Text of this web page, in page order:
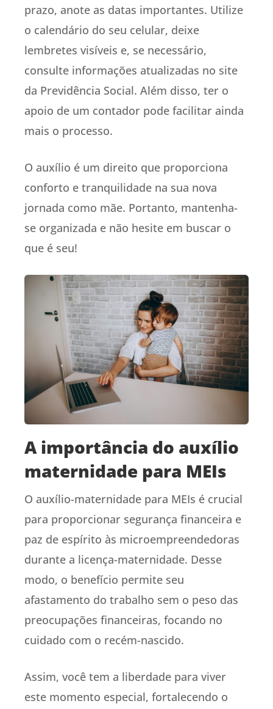
prazo, anote as datas importantes. Utilize
o calendário do seu celular, deixe
lembretes visíveis e, se necessário,
consulte informações atualizadas no site
da Previdência Social. Além disso, ter o
apoio de um contador pode facilitar ainda
mais o processo.
O auxílio é um direito que proporciona
conforto e tranquilidade na sua nova
jornada como mãe. Portanto, mantenha-
se organizada e não hesite em buscar o
que é seu!
A importância do auxílio
maternidade para MEIs
O auxílio-maternidade para MEIs é crucial
para proporcionar segurança financeira e
paz de espírito às microempreendedoras
durante a licença-maternidade. Desse
modo, o benefício permite seu
afastamento do trabalho sem o peso das
preocupações financeiras, focando no
cuidado com o recém-nascido.
Assim, você tem a liberdade para viver
este momento especial, fortalecendo o